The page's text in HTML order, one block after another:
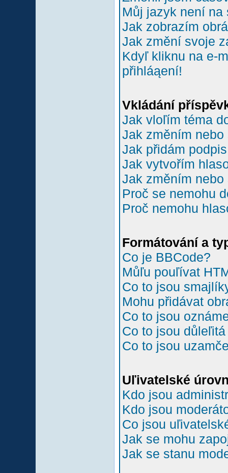
Můj jazyk není na
Jak zobrazím
Jak změní svoje
Kdyľ kliknu na e-
přihláąení!
Vkládání
Jak vloľím téma
Jak změním
Jak přidám
Jak vytvořím
Jak změním
Proč se nemohu
Proč nemohu
Formátování a
Co je BBCode?
Můľu pouľívat
Co to jsou
Mohu přidávat
Co to jsou
Co to jsou
Co to jsou
Uľivatelské
Kdo jsou
Kdo jsou
Co jsou
Jak se mohu
Jak se stanu